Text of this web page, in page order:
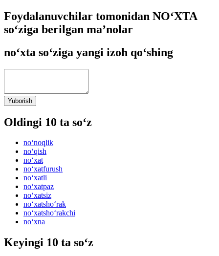
Foydalanuvchilar tomonidan NO‘XTA
so‘ziga berilgan ma’nolar
no‘xta so‘ziga yangi izoh qo‘shing
Yuborish
Oldingi 10 ta so‘z
no‘noqlik
no‘qish
no‘xat
no‘xatfurush
no‘xatli
no‘xatpaz
no‘xatsiz
no‘xatsho‘rak
no‘xatsho‘rakchi
no‘xna
Keyingi 10 ta so‘z